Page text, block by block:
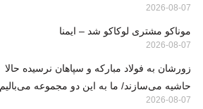
2026-08-07
موناکو مشتری لوکاکو شد – ایمنا
2026-08-07
زورشان به فولاد مبارکه و سپاهان نرسیده حالا
حاشیه می‌سازند/ ما به این دو مجموعه می‌بالیم
2026-08-07